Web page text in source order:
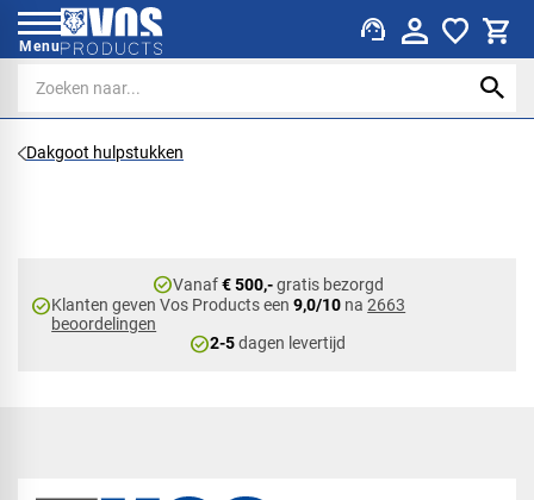
Menu support_agent
Dakgoot hulpstukken
check_circleVanaf€ 500,-gratis bezorgd
check_circleKlanten geven Vos Products een9,0/10 na2663
beoordelingen
check_circle2-5dagen levertijd